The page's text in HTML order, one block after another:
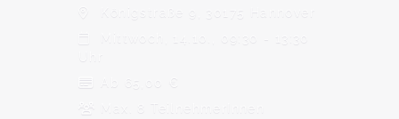
Königstraße 9, 30175 Hannover
Mittwoch, 14.10., 09:30 - 13:30
Ab 65,00 €
Max. 8 TeilnehmerInnen